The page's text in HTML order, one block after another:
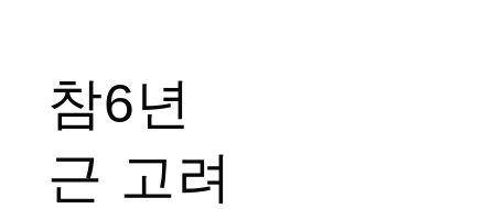
참6년
근 고려